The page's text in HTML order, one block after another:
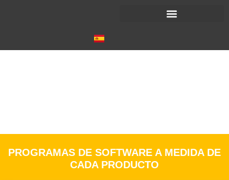
PROGRAMAS DE SOFTWARE A MEDIDA DE
CADA PRODUCTO